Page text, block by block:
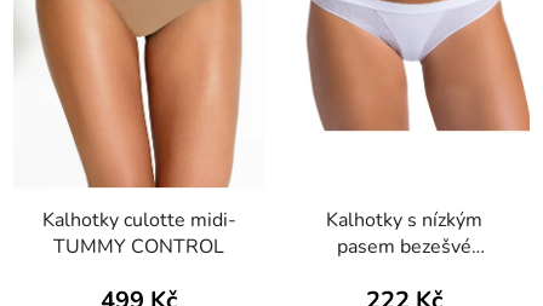
Kalhotky culotte midi-
TUMMY CONTROL
Kalhotky s nízkým
pasem bezešvé
Intimidea